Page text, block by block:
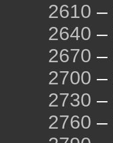
2610 –
2640 –
2670 –
2700 –
2730 –
2760 –